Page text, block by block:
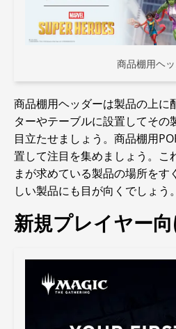
商品棚用ヘ
商品棚用ヘッダーは製品の上に
ターやテーブルに設置してその
目立たせましょう。商品棚用
置して注目を集めましょう。こ
まが求めている製品の場所を
しい製品にも目が向くでしょう。
新規プレイヤー向